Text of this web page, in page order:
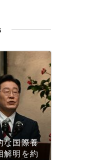
な国際養
解明を約